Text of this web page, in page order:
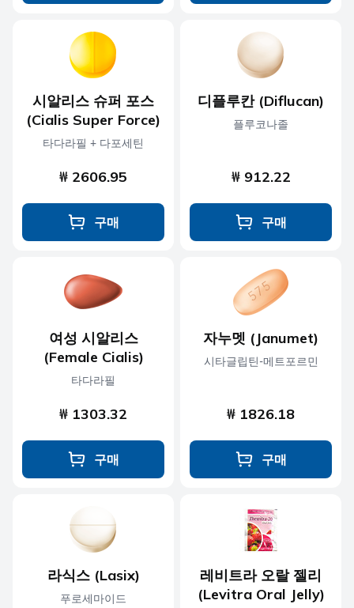
시알리스 슈퍼 포스
(Cialis Super Force)
타다라필 + 다포세틴
₩ 2606.95
구매
디플루칸 (Diflucan)
플루코나졸
₩ 912.22
구매
여성 시알리스
(Female Cialis)
타다라필
₩ 1303.32
구매
자누멧 (Janumet)
시타글립틴-메트포르민
₩ 1826.18
구매
라식스 (Lasix)
푸로세마이드
레비트라 오랄 젤리
(Levitra Oral Jelly)